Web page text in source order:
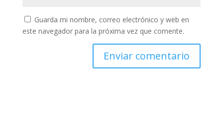
Guarda mi nombre, correo electrónico y web en
este navegador para la próxima vez que comente.